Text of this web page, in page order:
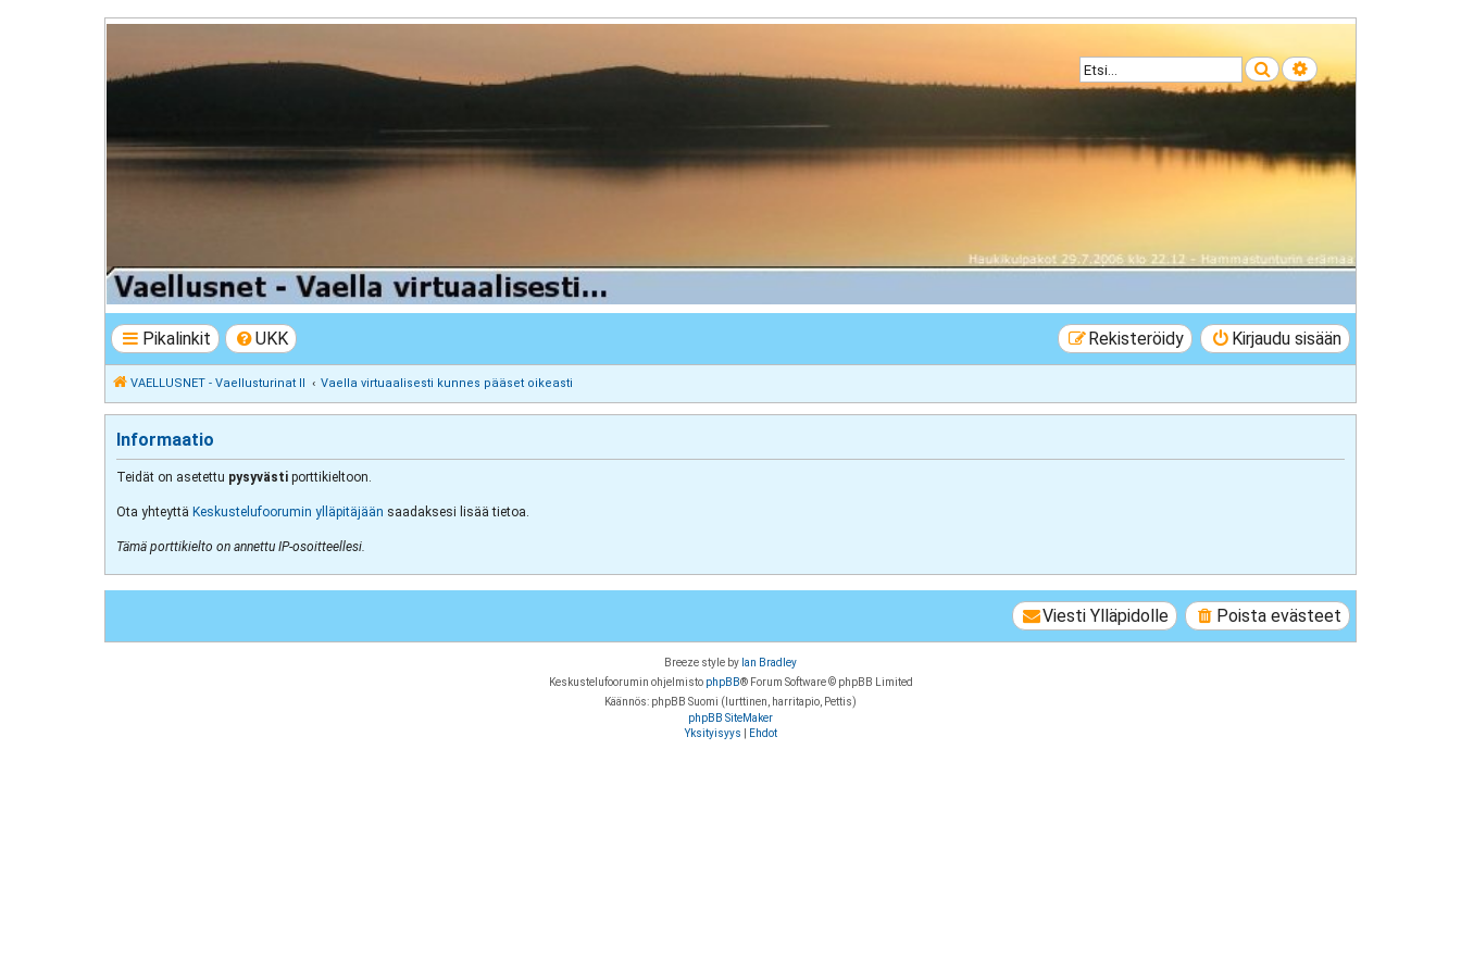
Etsi Tarkennettu haku
VAELLUSNET - Vaellusturinat II
Keskustelua vaeltamisesta ja Lapista
Pikalinkit UKK Kirjaudu sisään
Rekisteröidy
VAELLUSNET - Vaellusturinat II Vaella virtuaalisesti kunnes pääset oikeasti
Informaatio
Teidät on asetettu pysyvästi porttikieltoon.
Ota yhteyttä Keskustelufoorumin ylläpitäjään saadaksesi lisää tietoa.
Tämä porttikielto on annettu IP-osoitteellesi.
Poista evästeet
Viesti Ylläpidolle
Breeze style by Ian Bradley
Keskustelufoorumin ohjelmisto phpBB® Forum Software © phpBB Limited
Käännös: phpBB Suomi (lurttinen, harritapio, Pettis)
phpBB SiteMaker
Yksityisyys
Ehdot